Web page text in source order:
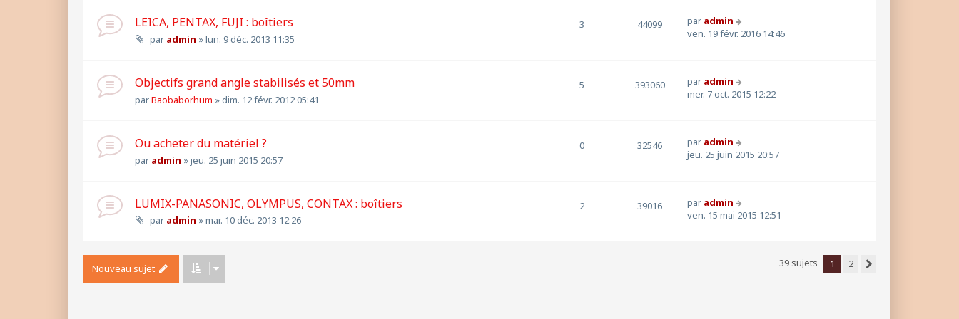
LEICA, PENTAX, FUJI : boîtiers
par admin »lun. 9 déc. 2013 11:35
3 44099 par admin
ven. 19 févr. 2016 14:46
Objectifs grand angle stabilisés et 50mm
parBaobaborhum »dim. 12 févr. 2012 05:41
5 393060 par admin
mer. 7 oct. 2015 12:22
Ou acheter du matériel ?
par admin »jeu. 25 juin 2015 20:57
0 32546 par admin
jeu. 25 juin 2015 20:57
LUMIX-PANASONIC, OLYMPUS, CONTAX : boîtiers
par admin »mar. 10 déc. 2013 12:26
2 39016 par admin
ven. 15 mai 2015 12:51
Nouveau sujet 39 sujets 1
2